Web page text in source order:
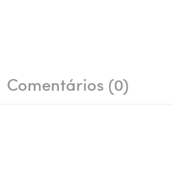
Comentários (0)